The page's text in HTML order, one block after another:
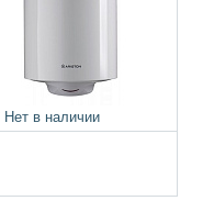
Нет в наличии